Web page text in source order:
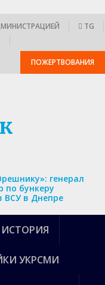
TG
ПОЖЕРТВОВАНИЯ
генерал
по бункеру
ВСУ в Днепре
ИСТОРИЯ
УКРСМИ